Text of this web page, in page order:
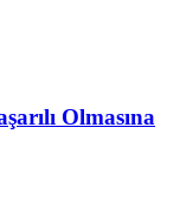
Olmasına